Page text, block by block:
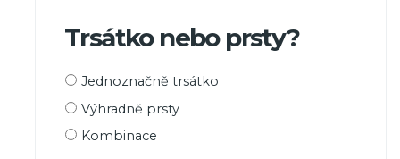
Trsátko nebo prsty?
Možnosti
Jednoznačně trsátko
Výhradně prsty
Kombinace